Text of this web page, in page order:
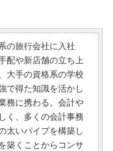
の旅行会社に入社
配や新店舗の立ち上
大手の資格系の学校
で得た知識を活かし
務に携わる。会計や
く、多くの会計事務
太いパイプを構築し
築くことからコンサ